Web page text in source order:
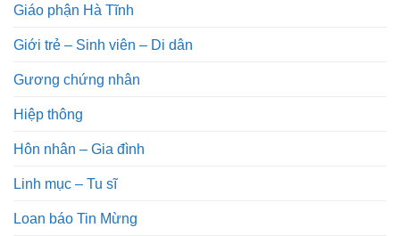
Giáo phận Hà Tĩnh
Giới trẻ – Sinh viên – Di dân
Gương chứng nhân
Hiệp thông
Hôn nhân – Gia đình
Linh mục – Tu sĩ
Loan báo Tin Mừng